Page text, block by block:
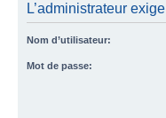
L’administrateur
Nom d’utilisateur:
Mot de passe: